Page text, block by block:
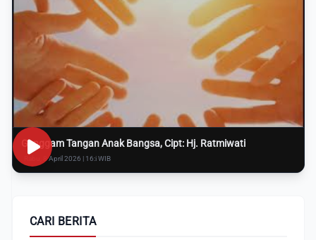
Genggam Tangan Anak Bangsa, Cipt: Hj. Ratmiwati
Rabu, 8 April 2026 | 16:i WIB
CARI BERITA